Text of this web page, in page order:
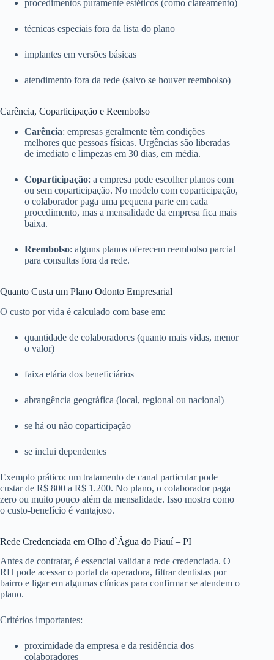
procedimentos puramente estéticos (como clareamento)
técnicas especiais fora da lista do plano
implantes em versões básicas
atendimento fora da rede (salvo se houver reembolso)
Carência, Coparticipação e Reembolso
Carência: empresas geralmente têm condições
melhores que pessoas físicas. Urgências são liberadas
de imediato e limpezas em 30 dias, em média.
Coparticipação: a empresa pode escolher planos com
ou sem coparticipação. No modelo com coparticipação,
o colaborador paga uma pequena parte em cada
procedimento, mas a mensalidade da empresa fica mais
baixa.
Reembolso: alguns planos oferecem reembolso parcial
para consultas fora da rede.
Quanto Custa um Plano Odonto Empresarial
O custo por vida é calculado com base em:
quantidade de colaboradores (quanto mais vidas, menor
o valor)
faixa etária dos beneficiários
abrangência geográfica (local, regional ou nacional)
se há ou não coparticipação
se inclui dependentes
Exemplo prático: um tratamento de canal particular pode
custar de R$ 800 a R$ 1.200. No plano, o colaborador paga
zero ou muito pouco além da mensalidade. Isso mostra como
o custo-benefício é vantajoso.
Rede Credenciada em Olho d`Água do Piauí – PI
Antes de contratar, é essencial validar a rede credenciada. O
RH pode acessar o portal da operadora, filtrar dentistas por
bairro e ligar em algumas clínicas para confirmar se atendem o
plano.
Critérios importantes:
proximidade da empresa e da residência dos
colaboradores